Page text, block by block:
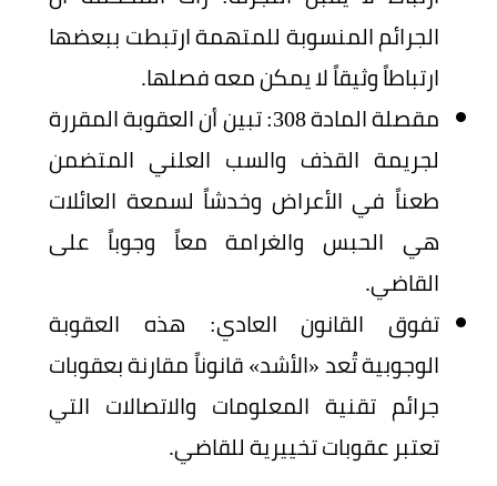
الجرائم المنسوبة للمتهمة ارتبطت ببعضها
ارتباطاً وثيقاً لا يمكن معه فصلها.
مقصلة المادة 308: تبين أن العقوبة المقررة
لجريمة القذف والسب العلني المتضمن
طعناً في الأعراض وخدشاً لسمعة العائلات
هي الحبس والغرامة معاً وجوباً على
القاضي.
تفوق القانون العادي: هذه العقوبة
الوجوبية تُعد «الأشد» قانوناً مقارنة بعقوبات
جرائم تقنية المعلومات والاتصالات التي
تعتبر عقوبات تخييرية للقاضي.